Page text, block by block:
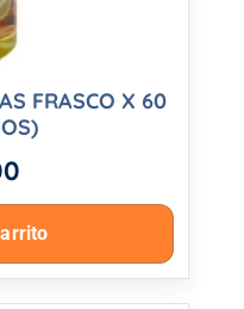
FRASCO X 60